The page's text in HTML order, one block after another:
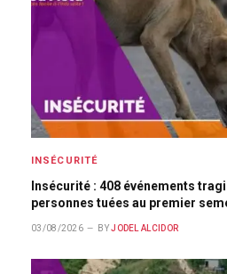
INSÉCURITÉ
Insécurité : 408 événements
personnes tuées au premier
03/08/2026 BY JODEL ALCIDOR